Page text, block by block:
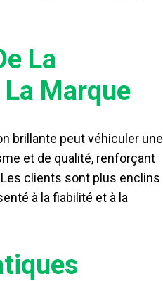
La
Marque
brillante peut véhiculer une
et de qualité, renforçant
clients sont plus enclins
à la fiabilité et à la